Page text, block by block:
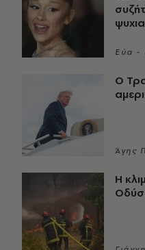
Εύα -
Ο
Άγης
Η